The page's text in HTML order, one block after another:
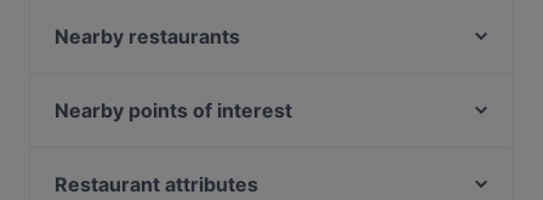
Noodle Story Freda
Passio
Ravintola Muru
Nearby restaurants
Pho Nokis
Nearby points of interest
Kaisaniemen kasvitieteellinen puutarha, Helsinki
Restaurant attributes